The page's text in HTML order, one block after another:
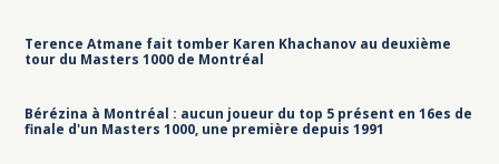
Terence Atmane fait tomber Karen Khachanov au deuxième
tour du Masters 1000 de Montréal
Bérézina à Montréal : aucun joueur du top 5 présent en 16es de
finale d'un Masters 1000, une première depuis 1991